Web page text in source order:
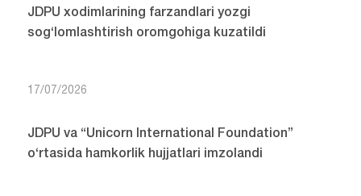
JDPU xodimlarining farzandlari yozgi
sog‘lomlashtirish oromgohiga kuzatildi
17/07/2026
JDPU va “Unicorn International Foundation”
o‘rtasida hamkorlik hujjatlari imzolandi